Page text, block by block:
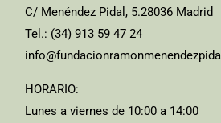
C/ Menéndez Pidal, 5.28036 Madrid
Tel.: (34) 913 59 47 24
HORARIO:
Lunes a viernes de 10:00 a 14:00